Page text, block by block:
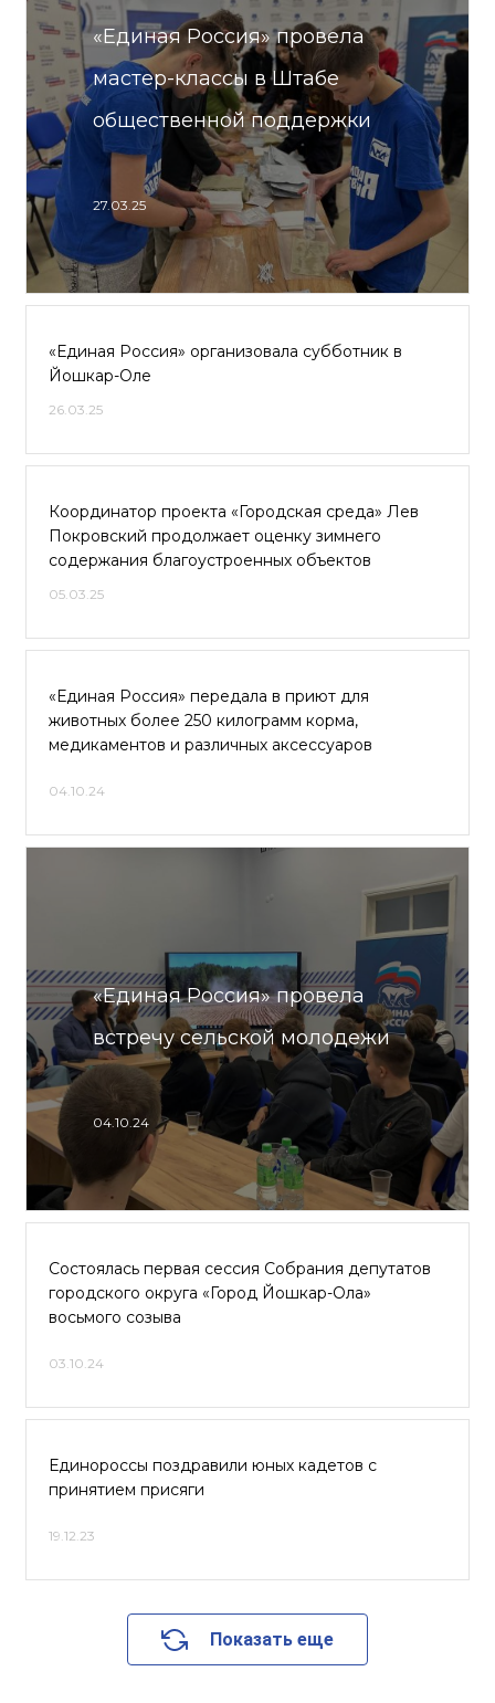
«Единая Россия» провела
мастер-классы в Штабе
общественной поддержки
27.03.25
«Единая Россия» организовала субботник в
Йошкар-Оле
26.03.25
Координатор проекта «Городская среда» Лев
Покровский продолжает оценку зимнего
содержания благоустроенных объектов
05.03.25
«Единая Россия» передала в приют для
животных более 250 килограмм корма,
медикаментов и различных аксессуаров
04.10.24
«Единая Россия» провела
встречу сельской молодежи
04.10.24
Состоялась первая сессия Собрания депутатов
городского округа «Город Йошкар-Ола»
восьмого созыва
03.10.24
Единороссы поздравили юных кадетов с
принятием присяги
19.12.23
Показать еще